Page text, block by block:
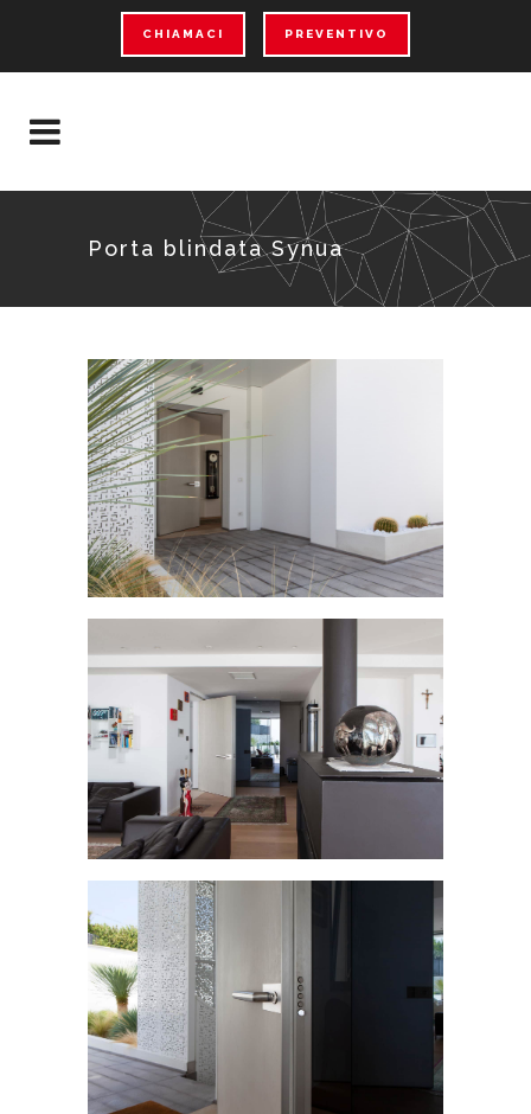
CHIAMACI PREVENTIVO
Porta blindata Synua